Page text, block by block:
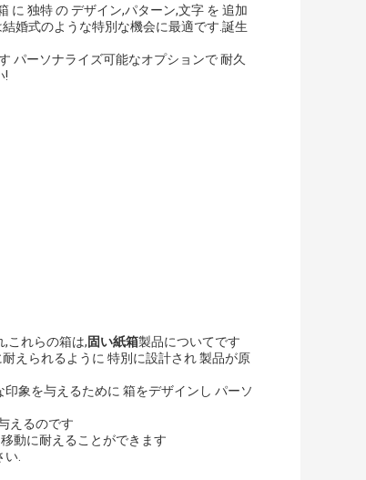
に 独特 の デザイン,パターン,文字 を 追加
婚式のような特別な機会に最適です.誕生
パーソナライズ可能なオプションで 耐久
!
これらの箱は,固い紙箱製品についてです
えられるように 特別に設計され 製品が原
象を与えるために 箱をデザインし パーソ
えるのです
動に耐えることができます
い.